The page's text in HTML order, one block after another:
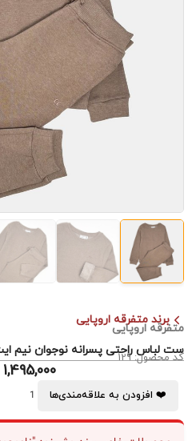
برند متفرقه اروپایی
متفرقه اروپایی
ست لباس راحتی پسرانه نوجوان نیم
کد محصول: 129
1,495,000
❤️ افزودن به علاقه‌مندی‌ها
1